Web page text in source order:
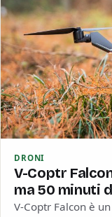
DRONI
V-Coptr
ma 50 minuti
V-Coptr Falcon è